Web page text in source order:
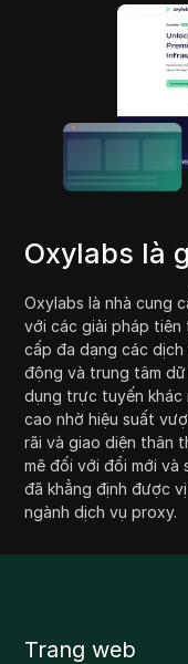
Oxylabs là
Oxylabs là nhà cung
với các giải pháp tiên
cấp đa dạng các
động và trung tâm
dụng trực tuyến khác
cao nhờ hiệu suất
rãi và giao diện thân
mẽ đối với đổi mới và
đã khẳng định được
ngành dịch vụ proxy.
Trang web